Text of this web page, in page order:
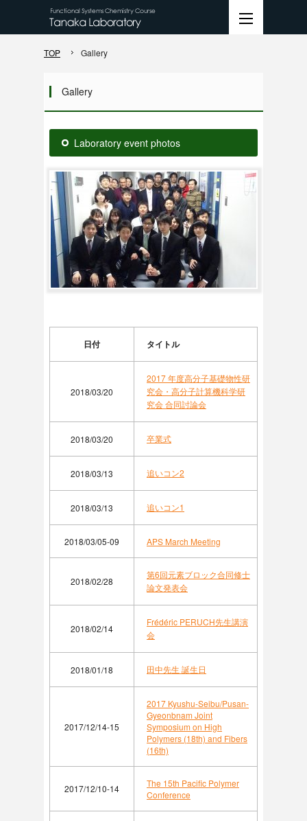
TOP Gallery
Gallery
Laboratory event photos
日付 タイトル
2018/03/20
2017 年度高分子基礎物性研
究会・高分子計算機科学研
究会 合同討論会
2018/03/20 卒業式
2018/03/13 追いコン2
2018/03/13 追いコン1
2018/03/05-09 APS March Meeting
2018/02/28
第6回元素ブロック合同修士
論文発表会
2018/02/14
Frédéric PERUCH先生講演
会
2018/01/18 田中先生 誕生日
2017/12/14-15
2017 Kyushu-Seibu/Pusan-
Gyeonbnam Joint
Symposium on High
Polymers (18th) and Fibers
(16th)
2017/12/10-14
The 15th Pacific Polymer
Conference